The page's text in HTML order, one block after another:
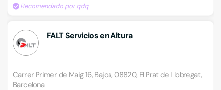
Recomendado por qdq
FALT Servicios en Altura
Carrer Primer de Maig 16, Bajos, 08820, El Prat de Llobregat,
Barcelona